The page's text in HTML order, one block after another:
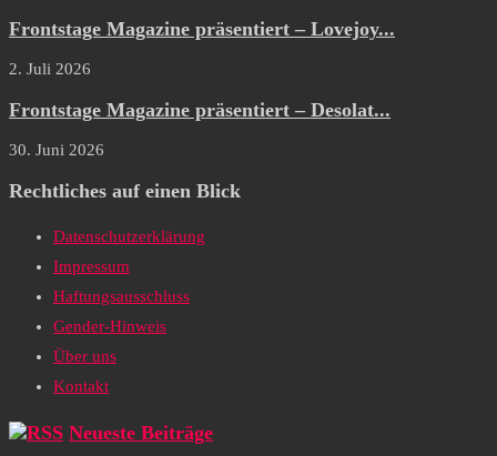
Frontstage Magazine präsentiert – Lovejoy...
2. Juli 2026
Frontstage Magazine präsentiert – Desolat...
30. Juni 2026
Rechtliches auf einen Blick
Datenschutzerklärung
Impressum
Haftungsausschluss
Gender-Hinweis
Über uns
Kontakt
Neueste Beiträge